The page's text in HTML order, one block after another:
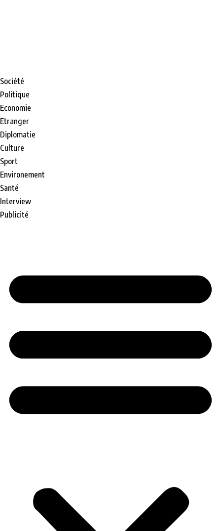
Société
Politique
Economie
Etranger
Diplomatie
Culture
Sport
Environement
Santé
Interview
Publicité